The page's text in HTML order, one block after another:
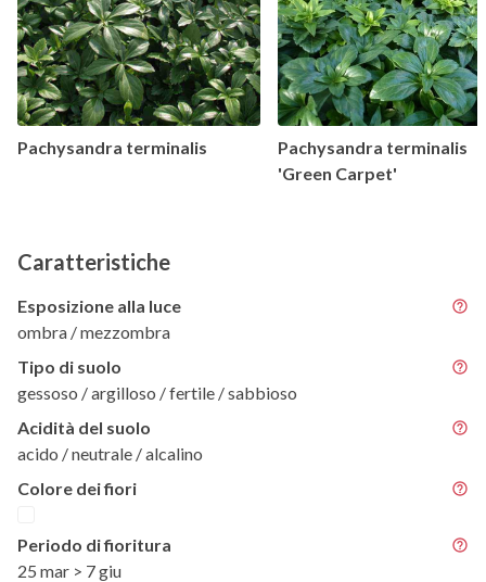
Pachysandra terminalis
Pachysandra terminalis
'Green Carpet'
Caratteristiche
Esposizione alla luce
ombra / mezzombra
Tipo di suolo
gessoso / argilloso / fertile / sabbioso
Acidità del suolo
acido / neutrale / alcalino
Colore dei fiori
Periodo di fioritura
25 mar > 7 giu